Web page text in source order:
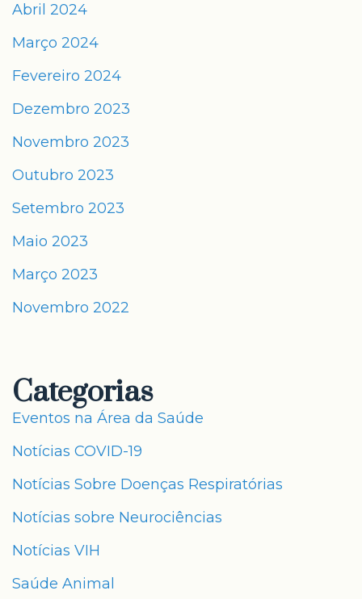
Abril 2024
Março 2024
Fevereiro 2024
Dezembro 2023
Novembro 2023
Outubro 2023
Setembro 2023
Maio 2023
Março 2023
Novembro 2022
Categorias
Eventos na Área da Saúde
Notícias COVID-19
Notícias Sobre Doenças Respiratórias
Notícias sobre Neurociências
Notícias VIH
Saúde Animal